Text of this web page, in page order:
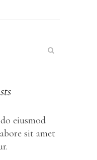
eiusmod
sit amet